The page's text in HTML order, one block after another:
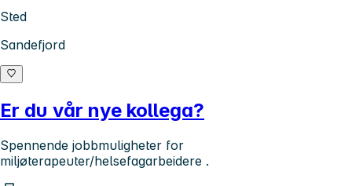
Sted
Sandefjord
Er du vår nye kollega?
Spennende jobbmuligheter for
miljøterapeuter/helsefagarbeidere .